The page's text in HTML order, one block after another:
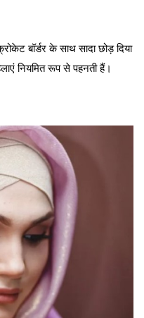
बॉर्डर के साथ सादा छोड़ दिया
नियमित रूप से पहनती हैं।